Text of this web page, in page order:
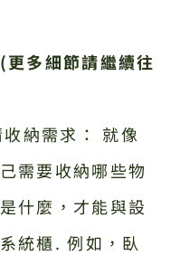
多細節請繼續往
納需求： 就像
需要收納哪些物
什麼，才能與設
統櫃. 例如，臥